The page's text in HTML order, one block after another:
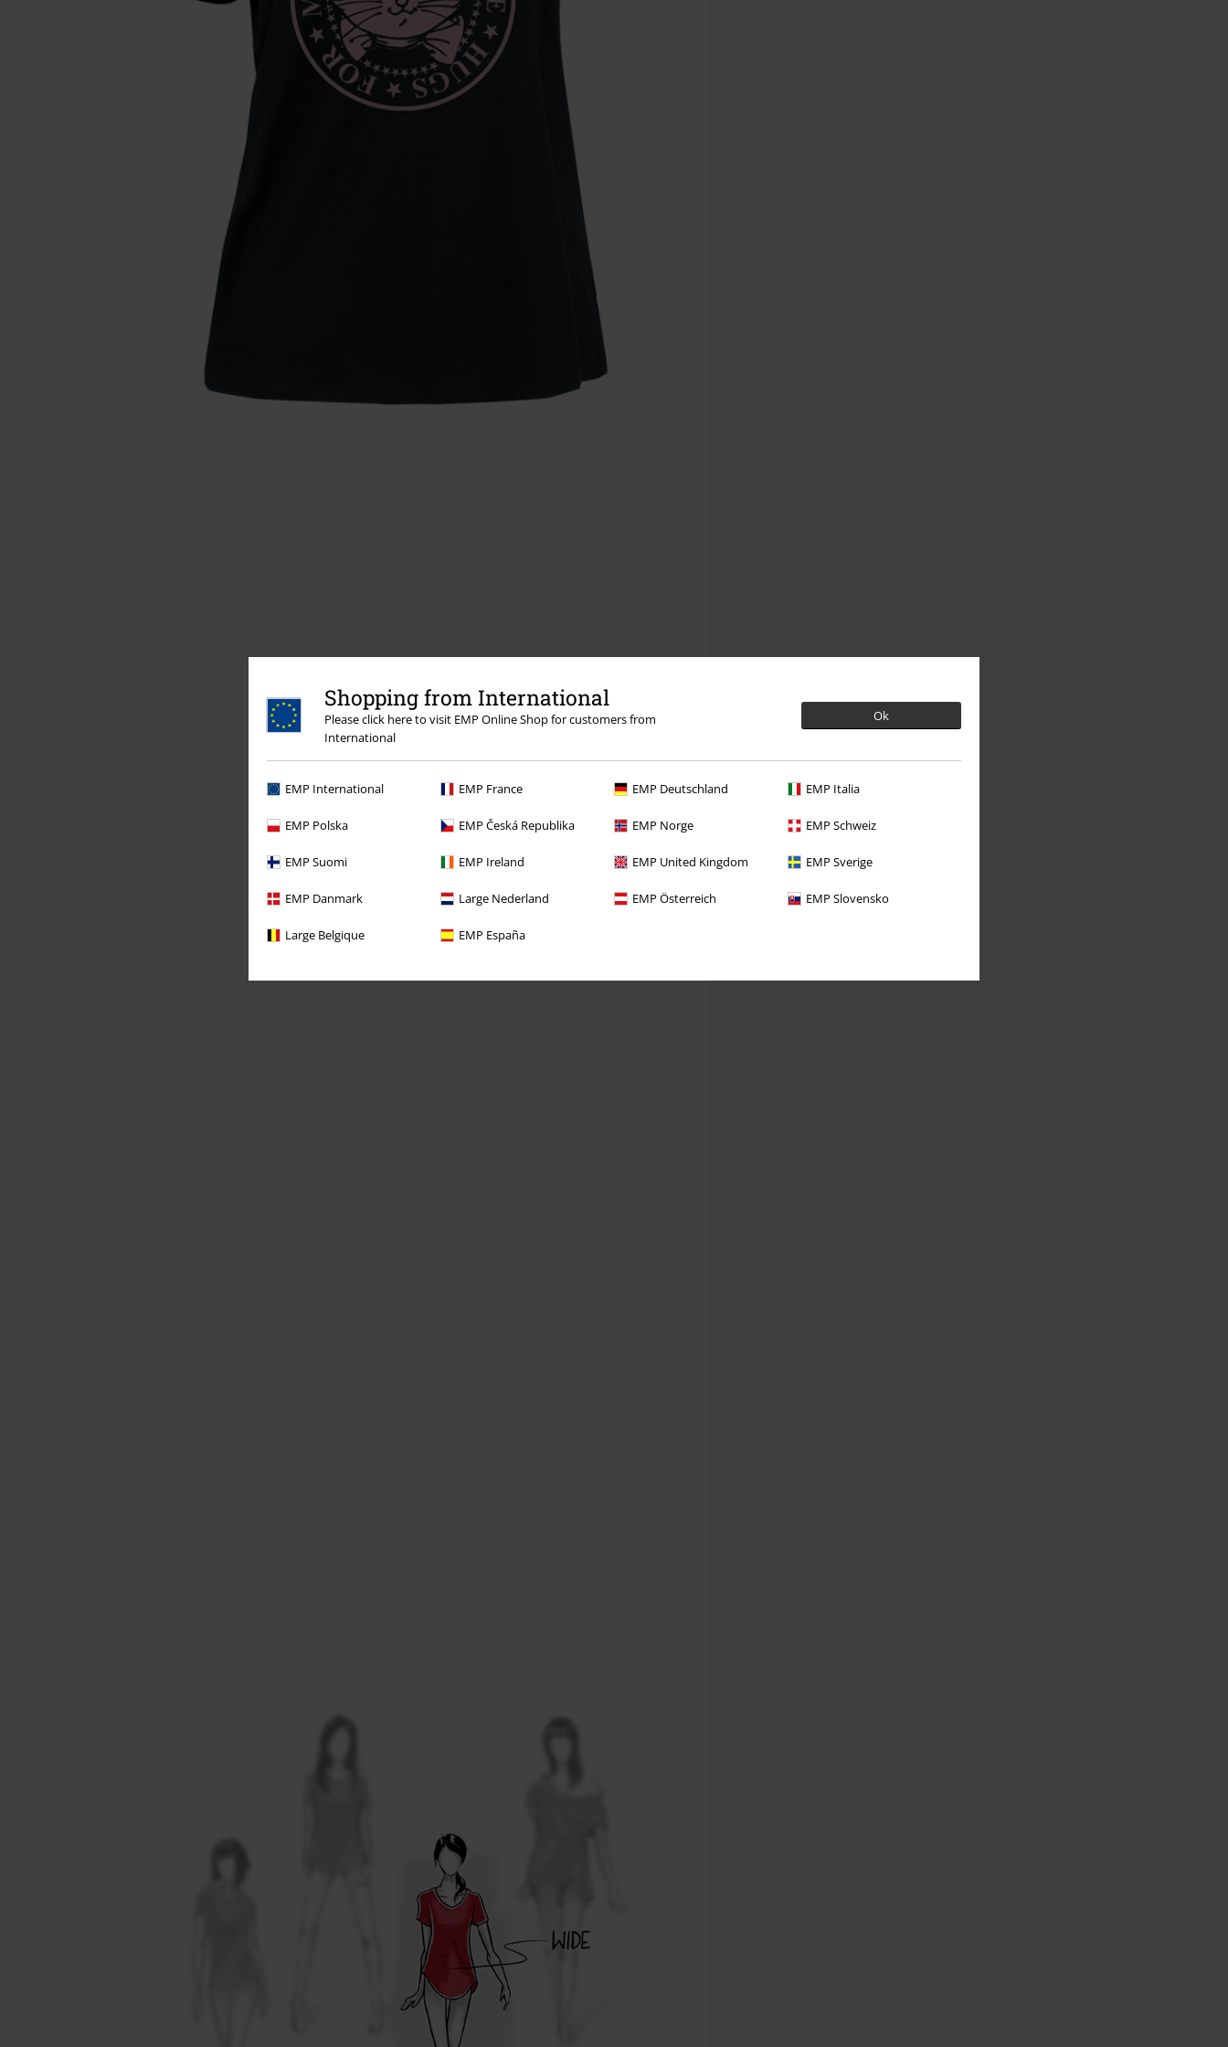
Shopping from International
Please click here to visit EMP Online Shop for customers from
International
Ok
EMP International EMP France EMP Deutschland EMP Italia
EMP Polska EMP Česká Republika EMP Norge EMP Schweiz
EMP Suomi EMP Ireland EMP United Kingdom EMP Sverige
EMP Danmark Large Nederland EMP Österreich EMP Slovensko
Large Belgique EMP España